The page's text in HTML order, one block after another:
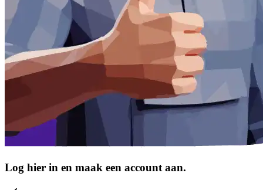
Log hier in en maak een account aan.